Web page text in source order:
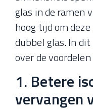
glas in de ramen
hoog tijd om
dubbel glas. In
over de
1. Betere
vervangen